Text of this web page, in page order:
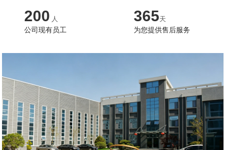
200 人
公司现有员工
365天
为您提供售后服务